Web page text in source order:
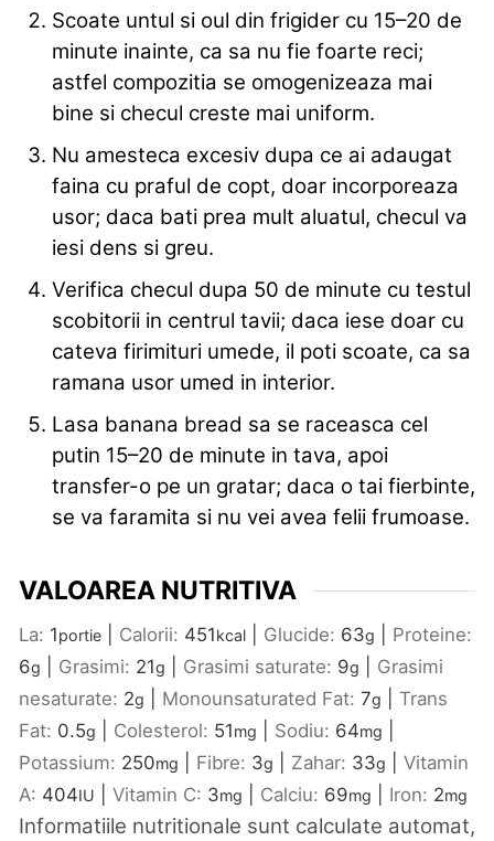
Scoate untul si oul din frigider cu 15–20 de
minute inainte, ca sa nu fie foarte reci;
astfel compozitia se omogenizeaza mai
bine si checul creste mai uniform.
Nu amesteca excesiv dupa ce ai adaugat
faina cu praful de copt, doar incorporeaza
usor; daca bati prea mult aluatul, checul va
iesi dens si greu.
Verifica checul dupa 50 de minute cu testul
scobitorii in centrul tavii; daca iese doar cu
cateva firimituri umede, il poti scoate, ca sa
ramana usor umed in interior.
Lasa banana bread sa se raceasca cel
putin 15–20 de minute in tava, apoi
transfer-o pe un gratar; daca o tai fierbinte,
se va faramita si nu vei avea felii frumoase.
VALOAREA NUTRITIVA
La: 1portie Calorii: 451kcal Glucide: 63g
Proteine:
6g Grasimi: 21g Grasimi saturate: 9g
Grasimi
nesaturate: 2g Monounsaturated Fat: 7g
Trans
Fat: 0.5g Colesterol: 51mg Sodiu: 64mg
Potassium: 250mg Fibre: 3g Zahar: 33g
Vitamin
A: 404IU Vitamin C: 3mg Calciu: 69mg Iron: 2mg
Informatiile nutritionale sunt calculate automat,